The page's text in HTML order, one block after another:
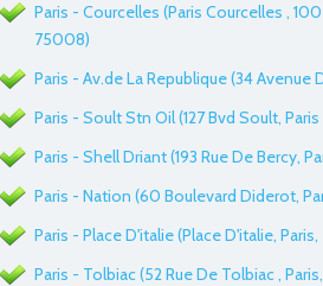
Paris - Courcelles (Paris Courcelles ,
75008)
Paris - Av.de La Republique (34 Avenue
Paris - Soult Stn Oil (127 Bvd Soult, Paris
Paris - Shell Driant (193 Rue De Bercy,
Paris - Nation (60 Boulevard Diderot,
Paris - Place D'italie (Place D'italie, Paris,
Paris - Tolbiac (52 Rue De Tolbiac ,